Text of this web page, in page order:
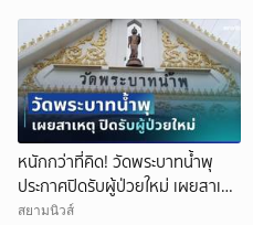
หนักกว่าที่คิด! วัดพระบาทน้ำพุ
ประกาศปิดรับผู้ป่วยใหม่ เผยสาเหตุ
สุดสะเทือนใจ
สยามนิวส์